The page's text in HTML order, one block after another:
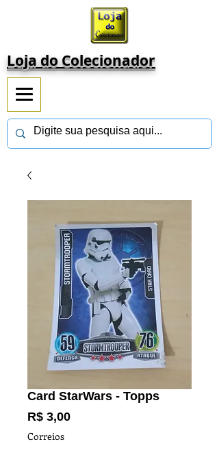
Loja do Colecionador
Card StarWars - Topps
R$ 3,00Preço
Correios